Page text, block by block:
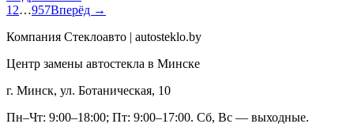
1 2…957Вперёд →
Компания Стеклоавто | autosteklo.by
Центр замены автостекла в Минске
г. Минск, ул. Ботаническая, 10
Пн–Чт: 9:00–18:00; Пт: 9:00–17:00. Сб, Вс — выходные.